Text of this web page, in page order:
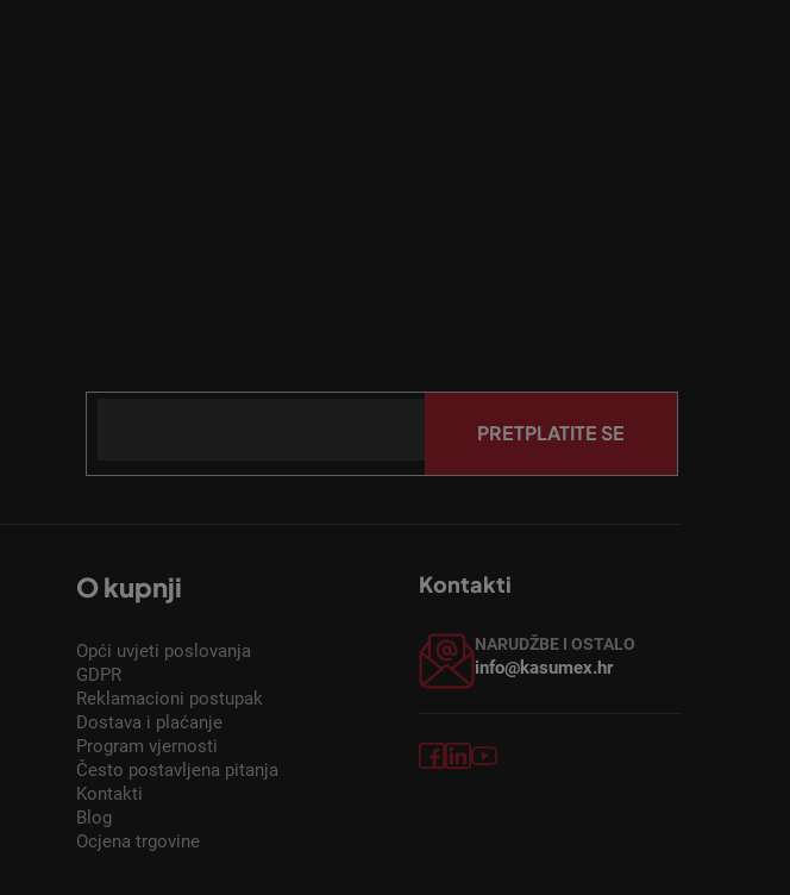
O kupnji
Opći uvjeti poslovanja
GDPR
Reklamacioni postupak
Dostava i plaćanje
Program vjernosti
Često postavljena pitanja
Kontakti
Blog
Ocjena trgovine
Kontakti
NARUDŽBE I OSTALO
info@kasumex.hr
PRETPLATITE SE